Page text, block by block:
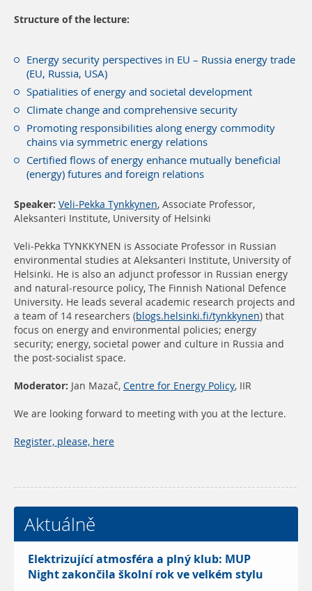
Structure of the lecture:
Energy security perspectives in EU – Russia energy trade
(EU, Russia, USA)
Spatialities of energy and societal development
Climate change and comprehensive security
Promoting responsibilities along energy commodity
chains via symmetric energy relations
Certified flows of energy enhance mutually beneficial
(energy) futures and foreign relations
Speaker: Veli-Pekka Tynkkynen, Associate Professor,
Aleksanteri Institute, University of Helsinki
Veli-Pekka TYNKKYNEN is Associate Professor in Russian
environmental studies at Aleksanteri Institute, University of
Helsinki. He is also an adjunct professor in Russian energy
and natural-resource policy, The Finnish National Defence
University. He leads several academic research projects and
a team of 14 researchers (blogs.helsinki.fi/tynkkynen) that
focus on energy and environmental policies; energy
security; energy, societal power and culture in Russia and
the post-socialist space.
Moderator: Jan Mazač, Centre for Energy Policy, IIR
We are looking forward to meeting with you at the lecture.
Register, please, here
Aktuálně
Elektrizující atmosféra a plný klub: MUP
Night zakončila školní rok ve velkém stylu